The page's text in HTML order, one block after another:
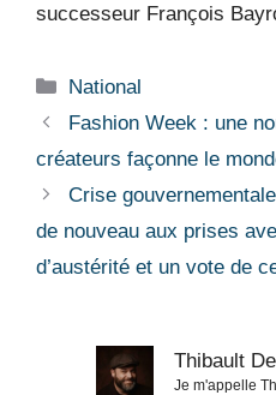
successeur François
Catégories
National
Fashion Week : une
créateurs façonne le
Crise
de nouveau aux prises
d’austérité et un vote de
Thibault
Je m'appelle